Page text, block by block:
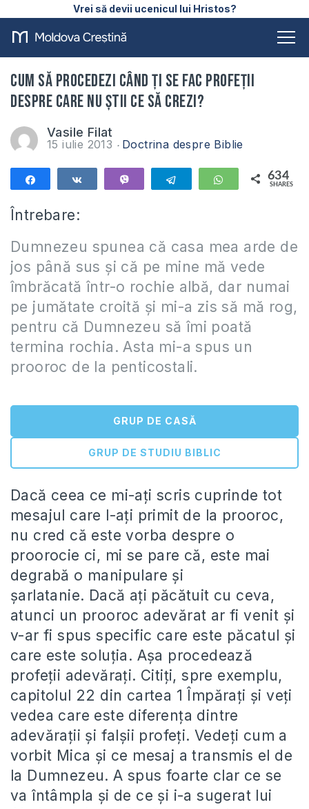
Vrei să devii ucenicul lui Hristos?
Cum să procedezi când ți se fac profeții
despre care nu știi ce să crezi?
Vasile Filat
15 iulie 2013 Doctrina despre Biblie
Telegram WhatsApp
634
SHARES
Întrebare:
Dumnezeu spunea că casa mea arde de
jos până sus și că pe mine mă vede
îmbrăcată într-o rochie albă, dar numai
pe jumătate croită și mi-a zis să mă rog,
pentru că Dumnezeu să îmi poată
termina rochia. Asta mi-a spus un
prooroc de la penticostali.
GRUP DE CASĂ
GRUP DE STUDIU BIBLIC
Dacă ceea ce mi-ați scris cuprinde tot
mesajul care l-ați primit de la prooroc,
nu cred că este vorba despre o
proorocie ci, mi se pare că, este mai
degrabă o manipulare și
șarlatanie. Dacă ați păcătuit cu ceva,
atunci un prooroc adevărat ar fi venit și
v-ar fi spus specific care este păcatul și
care este soluția. Așa procedează
profeții adevărați. Citiți, spre exemplu,
capitolul 22 din cartea 1 Împărați și veți
vedea care este diferența dintre
adevărații și falșii profeți. Vedeți cum a
vorbit Mica și ce mesaj a transmis el de
la Dumnezeu. A spus foarte clar ce se
va întâmpla și de ce și i-a sugerat lui